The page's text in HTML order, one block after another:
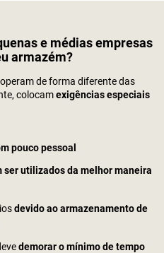
e médias empresas
armazém?
de forma diferente das
colocamexigências especiais
pouco pessoal
ser utilizados da melhor maneira
devido ao armazenamento de
demorar o mínimo de tempo